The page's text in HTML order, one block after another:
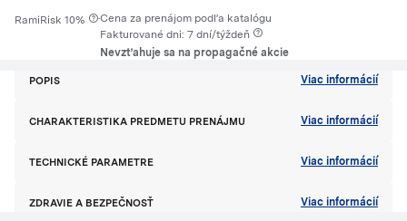
RamiRisk 10% ·Cena za prenájom podľa katalógu
Fakturované dni: 7 dní/týždeň
Nevzťahuje sa na propagačné akcie
POPIS Viac informácií
CHARAKTERISTIKA PREDMETU PRENÁJMU Viac informácií
TECHNICKÉ PARAMETRE Viac informácií
ZDRAVIE A BEZPEČNOSŤ Viac informácií